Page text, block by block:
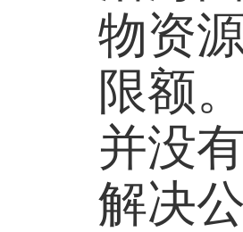
物资
限额
并没
解决